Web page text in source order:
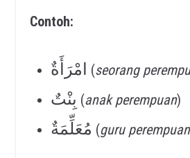
Contoh:
امْرَأَةٌ (seorang
بِنْتٌ (anak perempuan)
مُعَلِّمَةٌ (guru perempuan